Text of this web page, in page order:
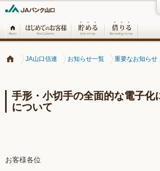
JA山口信連 お知らせ一覧 重要なお知らせ
手形・小切手の全面的な電子化
について
お客様各位